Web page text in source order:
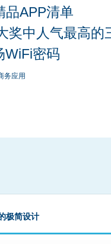
品APP清单
奖中人气最高的
WiFi密码
务应用
极简设计